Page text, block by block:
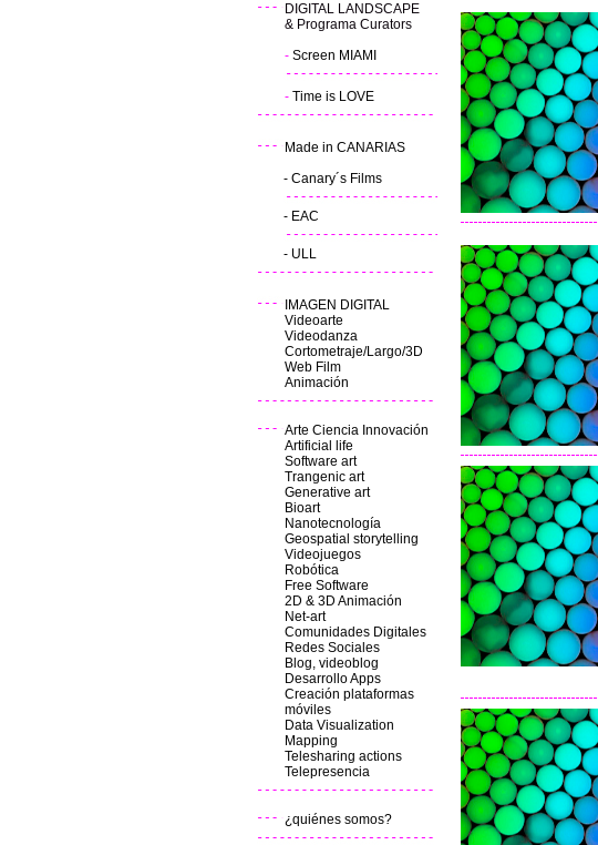
DIGITAL LANDSCAPE
& Programa Curators
- Screen MIAMI
- Time is LOVE
Made in CANARIAS
- Canary´s Films
- EAC
- ULL
IMAGEN DIGITAL
Videoarte
Videodanza
Cortometraje/Largo/3D
Web Film
Animación
Arte Ciencia Innovación
Artificial life
Software art
Trangenic art
Generative art
Bioart
Nanotecnología
Geospatial storytelling
Videojuegos
Robótica
Free Software
2D & 3D Animación
Net-art
Comunidades Digitales
Redes Sociales
Blog, videoblog
Desarrollo Apps
Creación plataformas
móviles
Data Visualization
Mapping
Telesharing actions
Telepresencia
¿quiénes somos?